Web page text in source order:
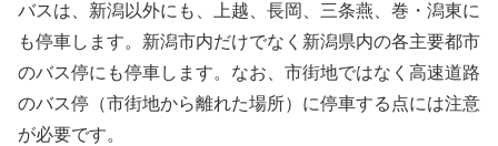
バスは、新潟以外にも、上越、長岡、三条燕、巻・潟東に
も停車します。新潟市内だけでなく新潟県内の各主要都市
のバス停にも停車します。なお、市街地ではなく高速道路
のバス停（市街地から離れた場所）に停車する点には注意
が必要です。